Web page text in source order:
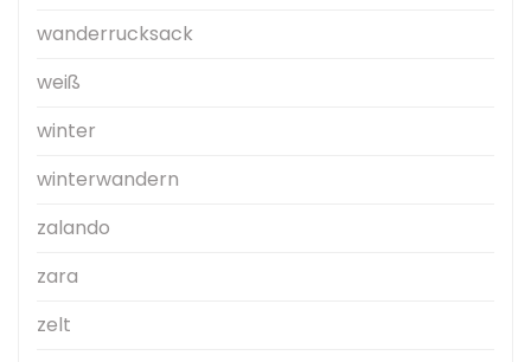
wanderrucksack
weiß
winter
winterwandern
zalando
zara
zelt